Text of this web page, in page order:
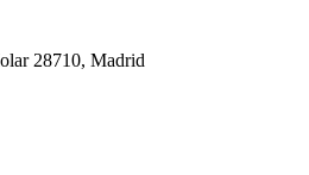
28710, Madrid